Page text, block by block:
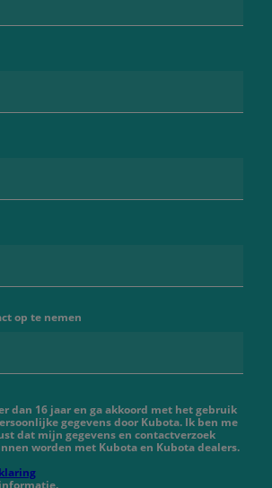
op te nemen
dan 16 jaar en ga akkoord met het gebruik
gegevens door Kubota. Ik ben me
dat mijn gegevens en contactverzoek
worden met Kubota en Kubota dealers.